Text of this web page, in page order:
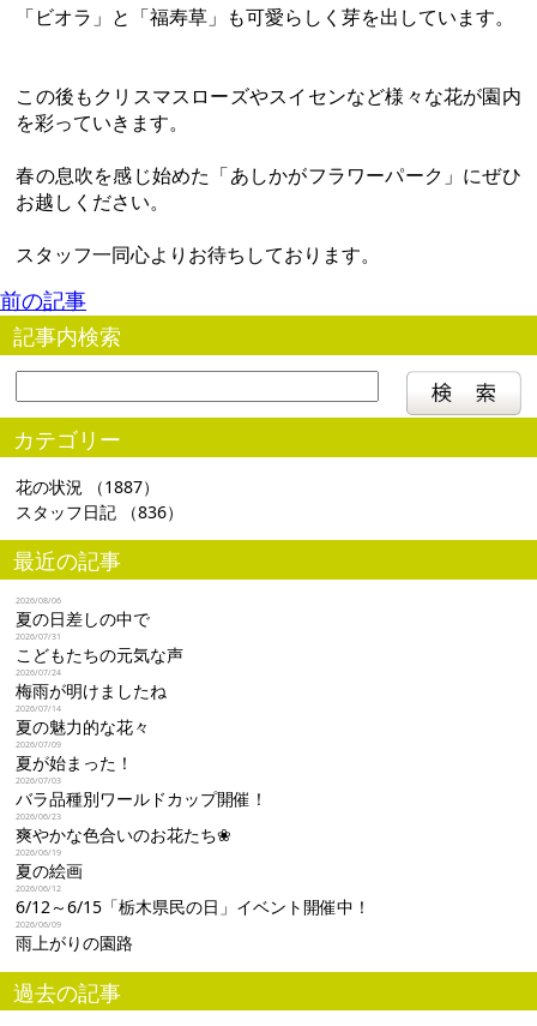
「ビオラ」と「福寿草」も可愛らしく芽を出しています。
この後もクリスマスローズやスイセンなど様々な花が園内
を彩っていきます。
春の息吹を感じ始めた「あしかがフラワーパーク」にぜひ
お越しください。
スタッフ一同心よりお待ちしております。
前の記事
記事内検索
カテゴリー
花の状況
（1887）
スタッフ日記 （836）
最近の記事
2026/08/06
夏の日差しの中で
2026/07/31
こどもたちの元気な声
2026/07/24
梅雨が明けましたね
2026/07/14
夏の魅力的な花々
2026/07/09
夏が始まった！
2026/07/03
バラ品種別ワールドカップ開催！
2026/06/23
爽やかな色合いのお花たち❀
2026/06/19
夏の絵画
2026/06/12
6/12～6/15「栃木県民の日」イベント開催中！
2026/06/09
雨上がりの園路
過去の記事